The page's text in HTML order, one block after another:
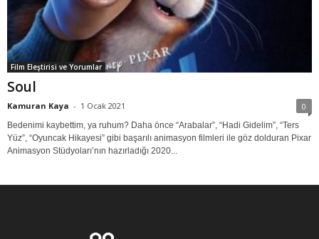
Film Eleştirisi ve Yorumlar
Soul
Kamuran Kaya - 1 Ocak 2021 0
Bedenimi kaybettim, ya ruhum? Daha önce “Arabalar”, “Hadi Gidelim”, “Ters
Yüz”, “Oyuncak Hikayesi” gibi başarılı animasyon filmleri ile göz dolduran Pixar
Animasyon Stüdyoları’nın hazırladığı 2020...